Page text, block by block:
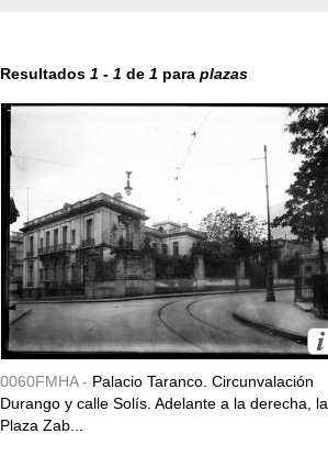
Resultados 1 - 1 de 1 para plazas
0060FMHA - Palacio Taranco. Circunvalación
Durango y calle Solís. Adelante a la derecha, la
Plaza Zab...